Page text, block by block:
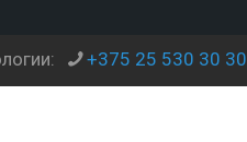
+375 25 530 30 30